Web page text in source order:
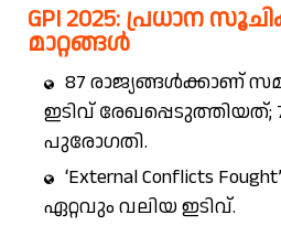
GPI 2025: പ്രധാന
മാറ്റങ്ങൾ
87 രാജ്യങ്ങൾക്കാണ്
ഇടിവ് രേഖപ്പെടുത്തിയത്;
പുരോഗതി.
‘External Conflicts
ഏറ്റവും വലിയ ഇടിവ്.